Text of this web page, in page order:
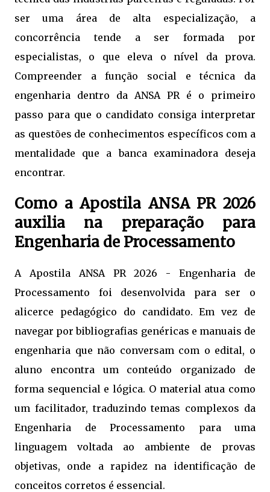
ser uma área de alta especialização, a
concorrência tende a ser formada por
especialistas, o que eleva o nível da prova.
Compreender a função social e técnica da
engenharia dentro da ANSA PR é o primeiro
passo para que o candidato consiga interpretar
as questões de conhecimentos específicos com a
mentalidade que a banca examinadora deseja
encontrar.
Como a Apostila ANSA PR 2026
auxilia na preparação para
Engenharia de Processamento
A Apostila ANSA PR 2026 - Engenharia de
Processamento foi desenvolvida para ser o
alicerce pedagógico do candidato. Em vez de
navegar por bibliografias genéricas e manuais de
engenharia que não conversam com o edital, o
aluno encontra um conteúdo organizado de
forma sequencial e lógica. O material atua como
um facilitador, traduzindo temas complexos da
Engenharia de Processamento para uma
linguagem voltada ao ambiente de provas
objetivas, onde a rapidez na identificação de
conceitos corretos é essencial.